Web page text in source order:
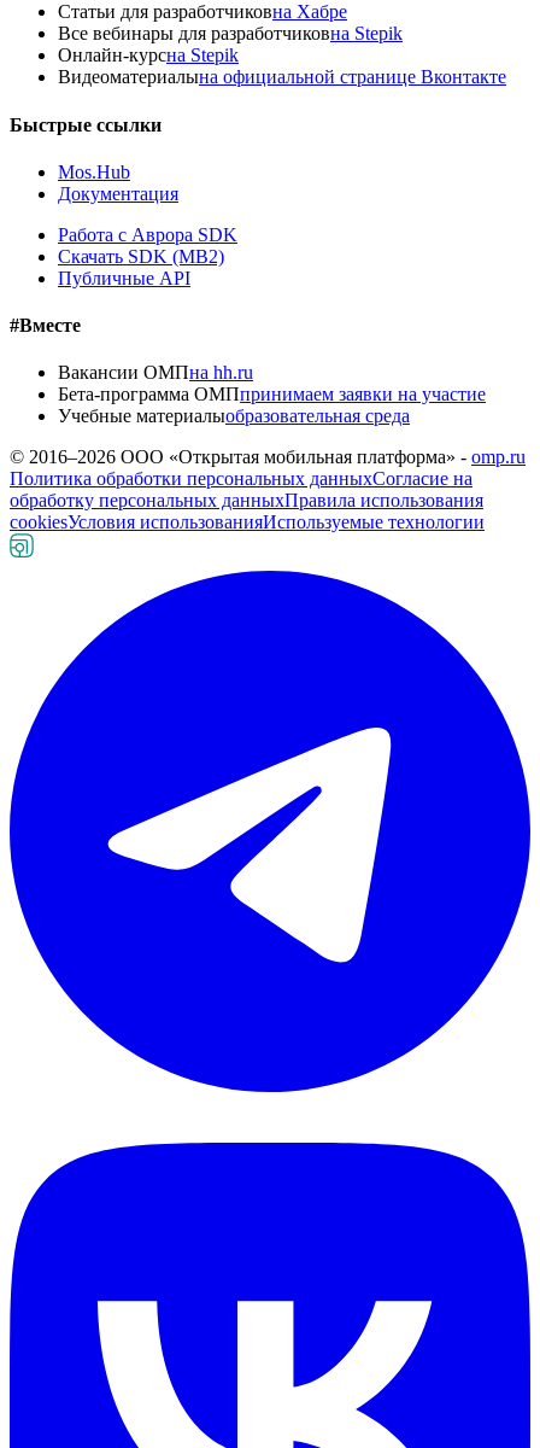
Статьи для разработчиковна Хабре
Все вебинары для разработчиковна Stepik
Онлайн-курсна Stepik
Видеоматериалына официальной странице Вконтакте
Быстрые ссылки
Mos.Hub
Документация
Работа с Аврора SDK
Скачать SDK (MB2)
Публичные API
#Вместе
Вакансии ОМПна hh.ru
Бета-программа ОМПпринимаем заявки на участие
Учебные материалыобразовательная среда
© 2016–2026 ООО «Открытая мобильная платформа» - omp.ru
Политика обработки персональных данныхСогласие на
обработку персональных данныхПравила использования
cookiesУсловия использованияИспользуемые технологии